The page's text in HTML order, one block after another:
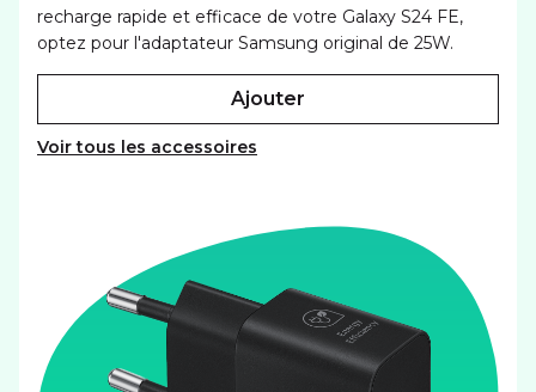
recharge rapide et efficace de votre Galaxy S24 FE,
optez pour l'adaptateur Samsung original de 25W.
ajouter
Voir tous les accessoires